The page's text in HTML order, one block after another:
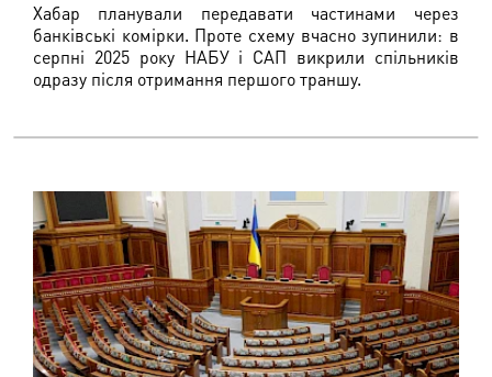
Хабар планували передавати частинами через
банківські комірки. Проте схему вчасно зупинили: в
серпні 2025 року НАБУ і САП викрили спільників
одразу після отримання першого траншу.